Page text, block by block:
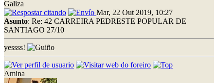
Galiza
Mar, 22 Out 2019, 10:27
Asunto: Re: 42 CARREIRA PEDRESTE POPULAR DE
SANTIAGO 27/10
yessss!
Amina